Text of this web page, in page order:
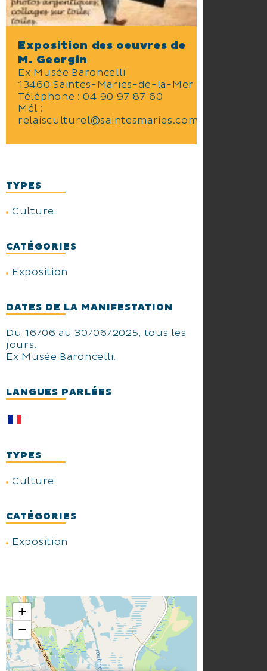
Exposition des oeuvres de
M. Georgin
Ex Musée Baroncelli
13460 Saintes-Maries-de-la-Mer
Téléphone :04 90 97 87 60
Mél :
relaisculturel@saintesmaries.com
TYPES
Culture
CATÉGORIES
Exposition
DATES DE LA MANIFESTATION
Du 16/06 au 30/06/2025, tous les
jours.
Ex Musée Baroncelli.
LANGUES PARLÉES
TYPES
Culture
CATÉGORIES
Exposition
+
−